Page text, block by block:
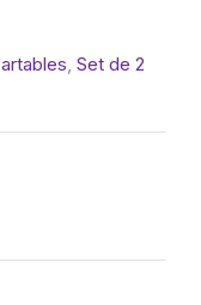
, Set de 2